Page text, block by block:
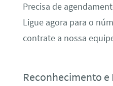
Precisa de
Ligue agora para o
contrate a nossa
Reconhecimento e